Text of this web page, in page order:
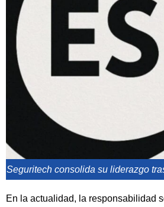
Seguritech consolida su liderazgo
En la actualidad, la responsabilidad